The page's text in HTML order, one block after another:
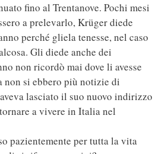
fino al Trentanove. Pochi mesi
a prelevarlo, Krüger diede
perché gliela tenesse, nel caso
Gli diede anche dei
non ricordò mai dove li avesse
non si ebbero più notizie di
lasciato il suo nuovo indirizzo
a vivere in Italia nel
pazientemente per tutta la vita